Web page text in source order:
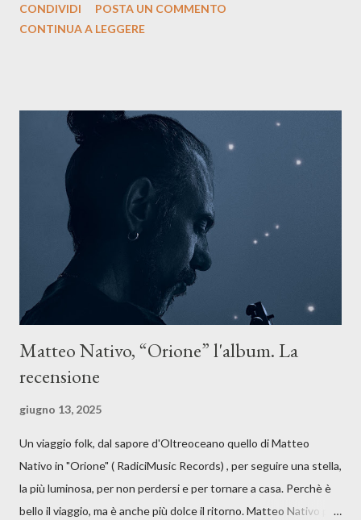
testo ibrido tra italiano e siciliano, e un’urgenza espressiva che
La canzone racconta la difficoltà di creare, e perfino di esistere,
sotto il peso della realtà. Ma lo fa cercando una via d’uscita, una
forma di assoluzione, nel vivere e nel suonare, nel trovare respiro
anche quando l’aria sembra farsi più densa. Il brano è anche una
dichiarazione d’intenti: Cico Messina apre il suo nuovo percorso
artistico con una composizi...
CONDIVIDI
POSTA UN COMMENTO
CONTINUA A LEGGERE
Matteo Nativo, “Orione” l'album. La
recensione
giugno 13, 2025
Un viaggio folk, dal sapore d'Oltreoceano quello di Matteo
Nativo in "Orione" ( RadiciMusic Records) , per seguire una stella,
la più luminosa, per non perdersi e per tornare a casa. Perchè è
bello il viaggio, ma è anche più dolce il ritorno. Matteo Nativo per